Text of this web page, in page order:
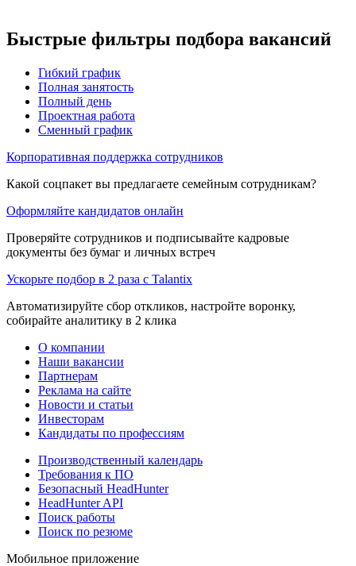
Быстрые фильтры подбора вакансий
Гибкий график
Полная занятость
Полный день
Проектная работа
Сменный график
Корпоративная поддержка сотрудников
Какой соцпакет вы предлагаете семейным сотрудникам?
Оформляйте кандидатов онлайн
Проверяйте сотрудников и подписывайте кадровые
документы без бумаг и личных встреч
Ускорьте подбор в 2 раза с Talantix
Автоматизируйте сбор откликов, настройте воронку,
собирайте аналитику в 2 клика
О компании
Наши вакансии
Партнерам
Реклама на сайте
Новости и статьи
Инвесторам
Кандидаты по профессиям
Производственный календарь
Требования к ПО
Безопасный HeadHunter
HeadHunter API
Поиск работы
Поиск по резюме
Мобильное приложение